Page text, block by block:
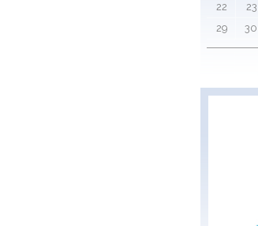
22
23
29
30